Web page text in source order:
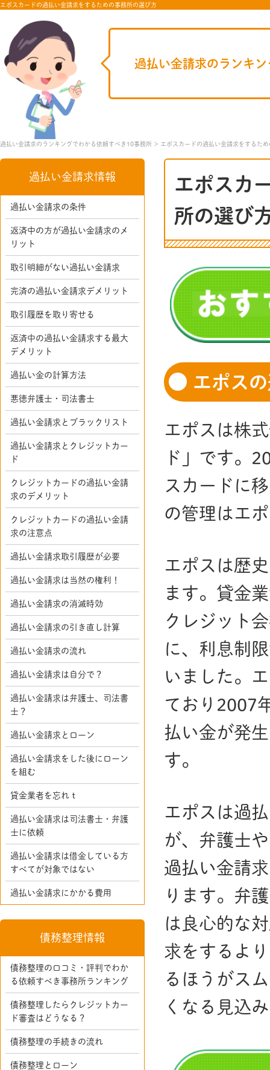
エポスカードの過払い金請求をするための事務所の選び方
過払い金請求のランキ
過払い金請求のランキングでわかる依頼すべき10事務所 エポスカードの過払い金請求をするた
エポスカ
所の選び
エポス
エポスは株
ド」です。
スカードに
の管理はエ
エポスは歴
ます。貸金
クレジット
に、利息制
いました。
ており2007
払い金が発
す。
エポスは過
が、弁護士
過払い金請
ります。弁
は良心的な
求をするよ
るほうがス
くなる見込
過払い金請求情報
過払い金請求の条件
返済中の方が過払い金請求のメ
リット
取引明細がない過払い金請求
完済の過払い金請求デメリット
取引履歴を取り寄せる
返済中の過払い金請求する最大
デメリット
過払い金の計算方法
悪徳弁護士・司法書士
過払い金請求とブラックリスト
過払い金請求とクレジットカー
ド
クレジットカードの過払い金請
求のデメリット
クレジットカードの過払い金請
求の注意点
過払い金請求取引履歴が必要
過払い金請求は当然の権利！
過払い金請求の消滅時効
過払い金請求の引き直し計算
過払い金請求の流れ
過払い金請求は自分で？
過払い金請求は弁護士、司法書
士？
過払い金請求とローン
過払い金請求をした後にローン
を組む
貸金業者を忘れｔ
過払い金請求は司法書士・弁護
士に依頼
過払い金請求は借金している方
すべてが対象ではない
過払い金請求にかかる費用
債務整理情報
債務整理の口コミ・評判でわか
る依頼すべき事務所ランキング
債務整理したらクレジットカー
ド審査はどうなる？
債務整理の手続きの流れ
債務整理とローン